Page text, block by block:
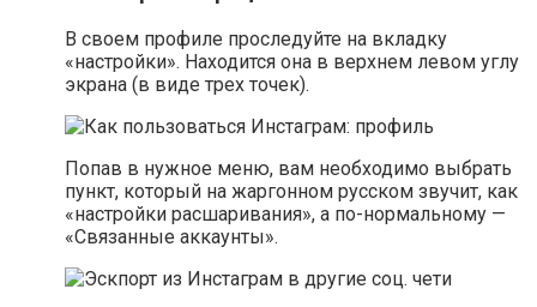
В своем профиле проследуйте на вкладку
«настройки». Находится она в верхнем левом углу
экрана (в виде трех точек).
Попав в нужное меню, вам необходимо выбрать
пункт, который на жаргонном русском звучит, как
«настройки расшаривания», а по-нормальному —
«Связанные аккаунты».